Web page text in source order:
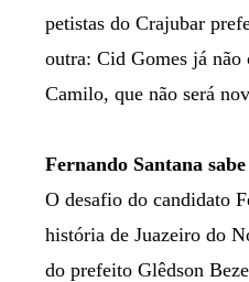
petistas do Crajubar
outra: Cid Gomes já não
Camilo, que não será
Fernando Santana
O desafio do candidato
história de Juazeiro do
do prefeito Glêdson